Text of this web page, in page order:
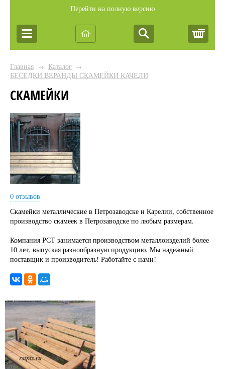
Перейти на полную версию
Главная → Каталог →
БЕСЕДКИ ВЕРАНДЫ СКАМЕЙКИ КАЧЕЛИ
СКАМЕЙКИ
0 отзывов
Скамейки металлические в Петрозаводске и Карелии, собственное
производство скамеек в Петрозаводске по любым размерам.
Компания РСТ занимается производством металлоизделий более
10 лет, выпуская разнообразную продукцию. Мы надёжный
поставщик и производитель! Работайте с нами!